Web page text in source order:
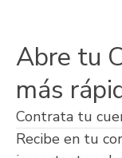
Abre tu
más
Contrata tu
Recibe en tu